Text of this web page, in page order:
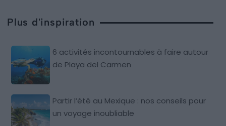
Plus d'inspiration
6 activités incontournables à faire autour
de Playa del Carmen
Partir l’été au Mexique : nos conseils pour
un voyage inoubliable